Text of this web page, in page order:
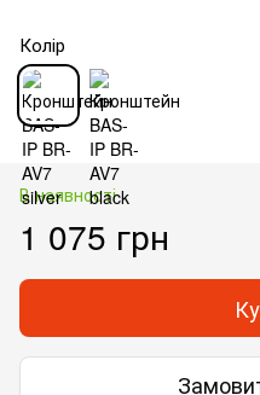
Колір
В наявності
1 075 грн